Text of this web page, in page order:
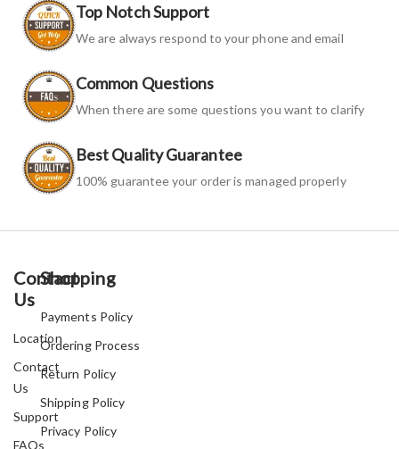
Top Notch Support
We are always respond to your phone and email
Common Questions
When there are some questions you want to clarify
Best Quality Guarantee
100% guarantee your order is managed properly
Contact
Us
Location
Contact
Us
Support
FAQs
Shopping
Payments Policy
Ordering Process
Return Policy
Shipping Policy
Privacy Policy